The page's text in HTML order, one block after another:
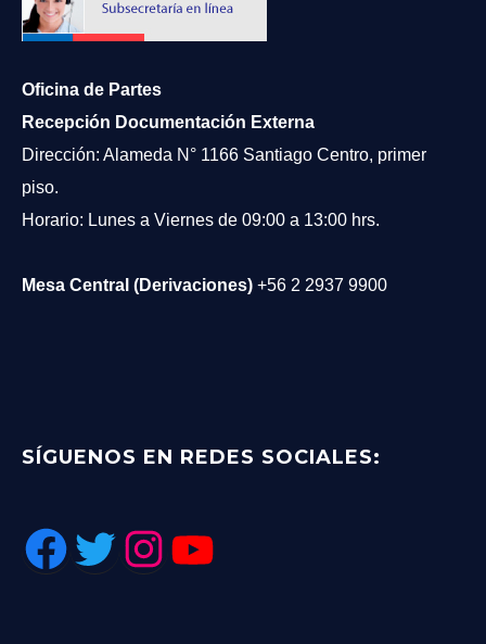
Oficina de Partes
Recepción Documentación Externa
Dirección: Alameda N° 1166 Santiago Centro, primer
piso.
Horario: Lunes a Viernes de 09:00 a 13:00 hrs.
Mesa Central (Derivaciones) +56 2 2937 9900
SÍGUENOS EN REDES SOCIALES: